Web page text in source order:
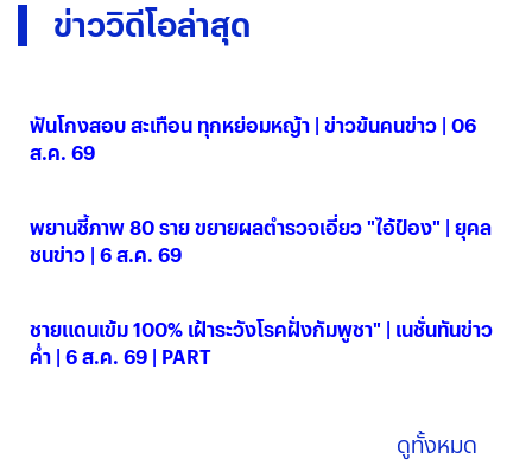
ข่าววิดีโอล่าสุด
ฟันโกงสอบ สะเทือน ทุกหย่อมหญ้า | ข่าวข้นคนข่าว | 06
ส.ค. 69
พยานชี้ภาพ 80 ราย ขยายผลตำรวจเอี่ยว "ไอ้ป๋อง" | ยุคล
ชนข่าว | 6 ส.ค. 69
ชายแดนเข้ม 100% เฝ้าระวังโรคฝั่งกัมพูชา" | เนชั่นทันข่าว
ค่ำ | 6 ส.ค. 69 | PART
ดูทั้งหมด